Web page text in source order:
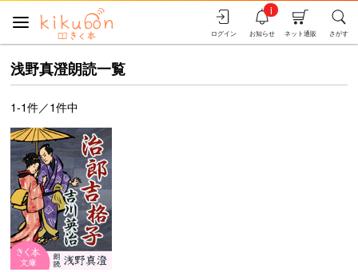
さがす
ネット通販
お知らせ
i
ログイン
浅野真澄朗読一覧
1-1件／1件中